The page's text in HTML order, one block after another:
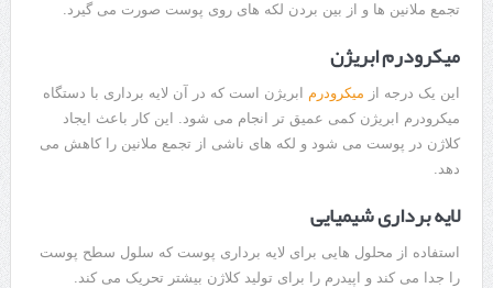
تجمع ملانین ها و از بین بردن لکه های روی پوست صورت می گیرد.
میکرودرم ابریژن
این یک درجه از میکرودرم
ابریژن است که در آن لایه برداری با دستگاه
میکرودرم ابریژن کمی عمیق تر انجام می شود. این کار باعث ایجاد
کلاژن در پوست می شود و لکه های ناشی از تجمع ملانین را کاهش می
دهد.
لایه برداری شیمیایی
استفاده از محلول هایی برای لایه برداری پوست که سلول سطح پوست
را جدا می کند و اپیدرم را برای تولید کلاژن بیشتر تحریک می کند.